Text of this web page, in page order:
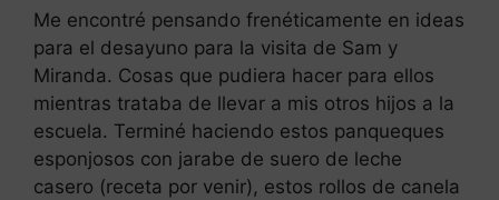
Me encontré pensando frenéticamente en ideas
para el desayuno para la visita de Sam y
Miranda. Cosas que pudiera hacer para ellos
mientras trataba de llevar a mis otros hijos a la
escuela. Terminé haciendo estos panqueques
esponjosos con jarabe de suero de leche
casero (receta por venir), estos rollos de canela